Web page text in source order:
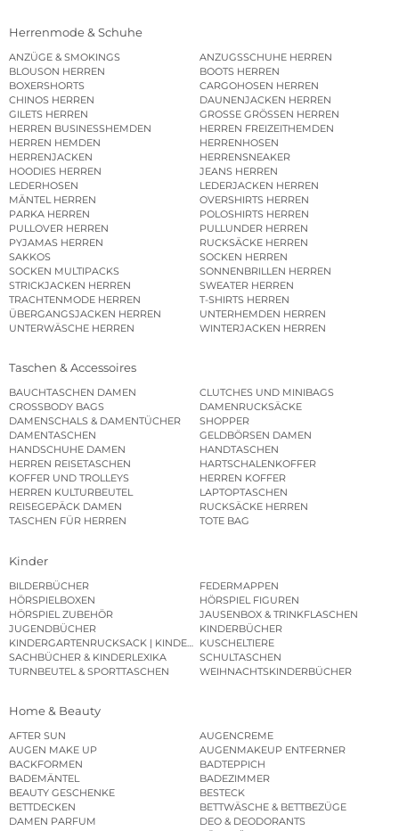
Herrenmode & Schuhe
ANZÜGE & SMOKINGS
ANZUGSSCHUHE HERREN
BLOUSON HERREN
BOOTS HERREN
BOXERSHORTS
CARGOHOSEN HERREN
CHINOS HERREN
DAUNENJACKEN HERREN
GILETS HERREN
GROSSE GRÖSSEN HERREN
HERREN BUSINESSHEMDEN
HERREN FREIZEITHEMDEN
HERREN HEMDEN
HERRENHOSEN
HERRENJACKEN
HERRENSNEAKER
HOODIES HERREN
JEANS HERREN
LEDERHOSEN
LEDERJACKEN HERREN
MÄNTEL HERREN
OVERSHIRTS HERREN
PARKA HERREN
POLOSHIRTS HERREN
PULLOVER HERREN
PULLUNDER HERREN
PYJAMAS HERREN
RUCKSÄCKE HERREN
SAKKOS
SOCKEN HERREN
SOCKEN MULTIPACKS
SONNENBRILLEN HERREN
STRICKJACKEN HERREN
SWEATER HERREN
TRACHTENMODE HERREN
T-SHIRTS HERREN
ÜBERGANGSJACKEN HERREN
UNTERHEMDEN HERREN
UNTERWÄSCHE HERREN
WINTERJACKEN HERREN
Taschen & Accessoires
BAUCHTASCHEN DAMEN
CLUTCHES UND MINIBAGS
CROSSBODY BAGS
DAMENRUCKSÄCKE
DAMENSCHALS & DAMENTÜCHER
SHOPPER
DAMENTASCHEN
GELDBÖRSEN DAMEN
HANDSCHUHE DAMEN
HANDTASCHEN
HERREN REISETASCHEN
HARTSCHALENKOFFER
KOFFER UND TROLLEYS
HERREN KOFFER
HERREN KULTURBEUTEL
LAPTOPTASCHEN
REISEGEPÄCK DAMEN
RUCKSÄCKE HERREN
TASCHEN FÜR HERREN
TOTE BAG
Kinder
BILDERBÜCHER
FEDERMAPPEN
HÖRSPIELBOXEN
HÖRSPIEL FIGUREN
HÖRSPIEL ZUBEHÖR
JAUSENBOX & TRINKFLASCHEN
JUGENDBÜCHER
KINDERBÜCHER
KINDERGARTENRUCKSACK | KINDERGARTENBEUTEL
KUSCHELTIERE
SACHBÜCHER & KINDERLEXIKA
SCHULTASCHEN
TURNBEUTEL & SPORTTASCHEN
WEIHNACHTSKINDERBÜCHER
Home & Beauty
AFTER SUN
AUGENCREME
AUGEN MAKE UP
AUGENMAKEUP ENTFERNER
BACKFORMEN
BADTEPPICH
BADEMÄNTEL
BADEZIMMER
BEAUTY GESCHENKE
BESTECK
BETTDECKEN
BETTWÄSCHE & BETTBEZÜGE
DAMEN PARFUM
DEO & DEODORANTS